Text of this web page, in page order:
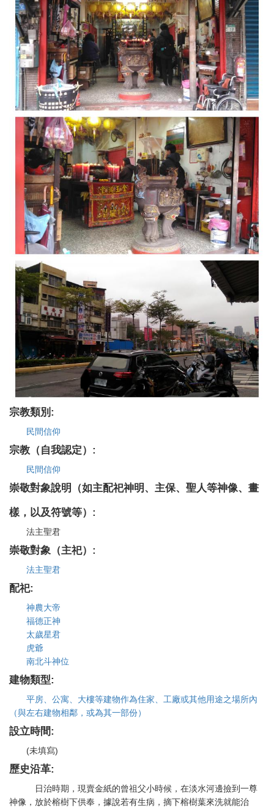
宗教類別:
民間信仰
宗教（自我認定）:
民間信仰
崇敬對象說明（如主配祀神明、主保、聖人等神像、畫
樣，以及符號等）:
法主聖君
崇敬對象（主祀）:
法主聖君
配祀:
神農大帝
福德正神
太歲星君
虎爺
南北斗神位
建物類型:
平房、公寓、大樓等建物作為住家、工廠或其他用途之場所內
（與左右建物相鄰，或為其一部份）
設立時間:
(未填寫)
歷史沿革:
日治時期，現賣金紙的曾祖父小時候，在淡水河邊撿到一尊
神像，放於榕樹下供奉，據說若有生病，摘下榕樹葉來洗就能治